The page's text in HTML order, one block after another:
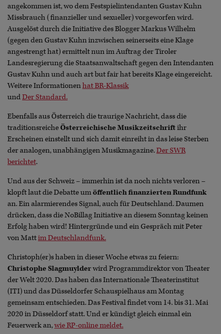
angekommen ist, wo dem Festspielintendanten Gustav Kuhn
Missbrauch (finanzieller und sexueller) vorgeworfen wird.
Ausgelöst durch die Initiative des Blogger Markus Wilhelm
(gegen den Gustav Kuhn inzwischen seinerseits eine Klage
angestrengt hat) ermittelt nun im Auftrag der Tiroler
Landesregierung die Staatsanwaltschaft gegen den Intendanten
Gustav Kuhn und auch art but fair hat bereits Klage eingereicht.
Weitere Informationenhat BR-Klassik
undDer Standard.
Ebenfalls aus Österreich die traurige Nachricht, dass die
traditionsreicheÖsterreichische Musikzeitschriftihr
Erscheinen einstellt und sich damit einreiht in das leise Sterben
der analogen, unabhängigen Musikmagazine.Der SWR
berichtet.
Und aus der Schweiz – immerhin ist da noch nichts verloren –
klopft laut die Debatte umöffentlich finanzierten Rundfunk
an. Ein alarmierendes Signal, auch für Deutschland. Daumen
drücken, dass die NoBillag Initiative an diesem Sonntag keinen
Erfolg haben wird! Hintergründe und ein Gespräch mit Peter
von Mattim Deutschlandfunk.
Christoph(er)s haben in dieser Woche etwas zu feiern:
Christophe Slagmuylderwird Programmdirektor von Theater
der Welt 2020. Das haben das Internationale Theaterinstitut
(ITI) und das Düsseldorfer Schauspielhaus am Montag
gemeinsam entschieden. Das Festival findet vom 14. bis 31. Mai
2020 in Düsseldorf statt. Und er kündigt gleich einmal ein
Feuerwerk an,wie RP-online meldet.